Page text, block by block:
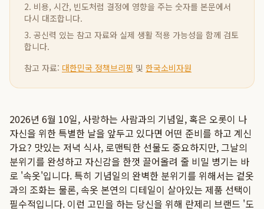
2. 비용, 시간, 빈도처럼 결정에 영향을 주는 숫자를 본문에서
다시 대조합니다.
3. 공신력 있는 참고 자료와 실제 생활 적용 가능성을 함께 검토
합니다.
참고 자료: 대한민국 정책브리핑 및 한국소비자원
2026년 6월 10일, 사랑하는 사람과의 기념일, 혹은 오롯이 나
자신을 위한 특별한 날을 앞두고 있다면 어떤 준비를 하고 계신
가요? 맛있는 저녁 식사, 로맨틱한 선물도 중요하지만, 그날의
분위기를 완성하고 자신감을 한껏 끌어올려 줄 비밀 병기는 바
로 '속옷'입니다. 특히 기념일의 완벽한 분위기를 위해서는 겉옷
과의 조화는 물론, 속옷 본연의 디테일이 살아있는 제품 선택이
필수적입니다. 이런 고민을 하는 당신을 위해 란제리 브랜드 '도